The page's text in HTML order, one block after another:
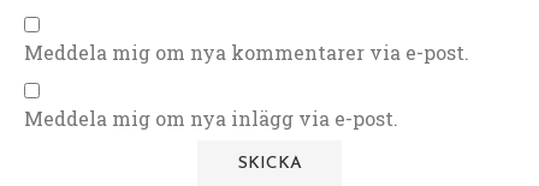
Meddela mig om nya kommentarer via e-post.
Meddela mig om nya inlägg via e-post.